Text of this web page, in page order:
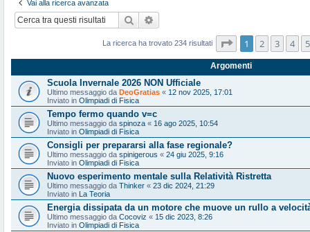
Vai alla ricerca avanzata
Cerca
La ricerca ha trovato 234 risultati Pagina1 di10
1 2 3 4 5
Argomenti
Scuola Invernale 2026 NON Ufficiale
Ultimo messaggio da DeoGratias « 12 nov 2025, 17:01
Inviato in Olimpiadi di Fisica
Tempo fermo quando v=c
Ultimo messaggio da spinoza « 16 ago 2025, 10:54
Inviato in Olimpiadi di Fisica
Consigli per prepararsi alla fase regionale?
Ultimo messaggio da spinigerous « 24 giu 2025, 9:16
Inviato in Olimpiadi di Fisica
Nuovo esperimento mentale sulla Relatività Ristretta
Ultimo messaggio da Thinker « 23 dic 2024, 21:29
Inviato in La Teoria
Energia dissipata da un motore che muove un rullo a
Ultimo messaggio da Cocoviz « 15 dic 2023, 8:26
Inviato in Olimpiadi di Fisica